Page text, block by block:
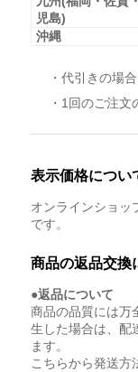
児島)
沖縄
・代引きの場
・1回のご注
表示価格につい
オンラインショッ
です。
商品の返品交換
●返品について
商品の品質には万
生した場合は、配
ます。
こちらから発送方